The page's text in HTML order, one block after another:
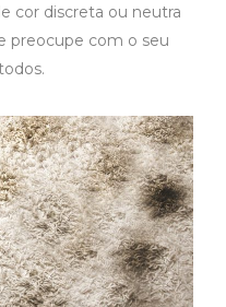
cor discreta ou neutra
preocupe com o seu